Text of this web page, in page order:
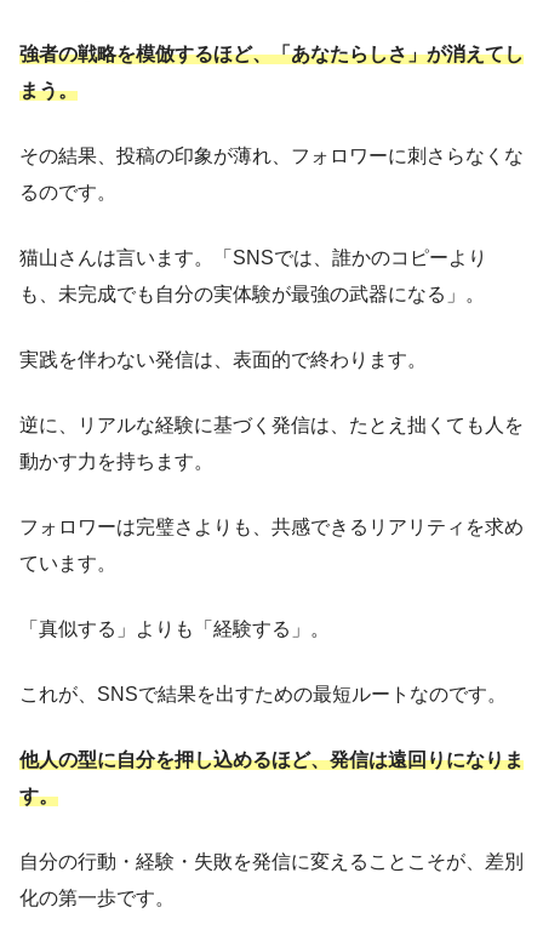
強者の戦略を模倣するほど、「あなたらしさ」が消えてし
まう。
その結果、投稿の印象が薄れ、フォロワーに刺さらなくな
るのです。
猫山さんは言います。「SNSでは、誰かのコピーより
も、未完成でも自分の実体験が最強の武器になる」。
実践を伴わない発信は、表面的で終わります。
逆に、リアルな経験に基づく発信は、たとえ拙くても人を
動かす力を持ちます。
フォロワーは完璧さよりも、共感できるリアリティを求め
ています。
「真似する」よりも「経験する」。
これが、SNSで結果を出すための最短ルートなのです。
他人の型に自分を押し込めるほど、発信は遠回りになりま
す。
自分の行動・経験・失敗を発信に変えることこそが、差別
化の第一歩です。